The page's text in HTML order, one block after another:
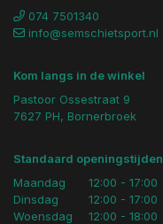
074 7501340
info@semschietsport.nl
Kom langs in de winkel
Pastoor Ossestraat 9
7627 PH, Bornerbroek
Standaard openingstijden
Maandag
Dinsdag
Woensdag
12:00 - 17:00
12:00 - 17:00
12:00 - 18:00